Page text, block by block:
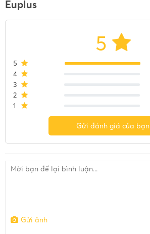
Euplus
5
5
4
3
2
1
Gửi đánh giá của bạn
Gửi ảnh